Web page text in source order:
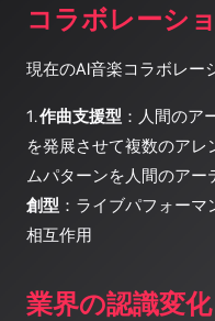
コラボレーシ
現在のAI音楽コラボレー
1.作曲支援型 ：人間のア
を発展させて複数のアレ
ムパターンを人間のア
創型 ：ライブパフォー
相互作用
業界の認識変化